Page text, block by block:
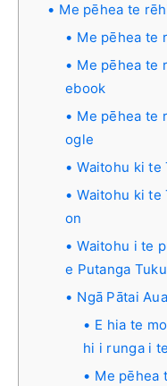
Me pēhea te
Me pēhea te
Me pēhea te
ebook
Me pēhea te
ogle
Waitohu ki te
Waitohu ki te
on
Waitohu i te
e Putanga
Ngā Pātai
E hia te
hi i runga i
Me pēhea